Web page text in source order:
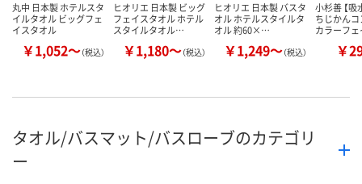
丸中 日本製 ホテルスタ
イルタオル ビッグフェ
イスタオル
￥1,052～（税込）
ヒオリエ 日本製 ビッグ
フェイスタオル ホテル
スタイルタオル…
￥1,180～（税込）
ヒオリエ 日本製 バスタ
オル ホテルスタイルタ
オル 約60×…
￥1,249～（税込）
小杉善 【吸
ちじかん
カラーフ
￥
タオル/バスマット/バスローブのカテゴリ
ー